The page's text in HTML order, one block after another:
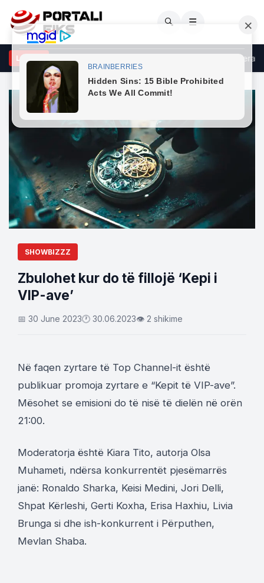
🔍 ☰
LAJME
super të nxehta po iu vjen fundi: Ja kur nis rënia e
SHOWBIZZZ
Zbulohet kur do të fillojë ‘Kepi i
VIP-ave’
📅 30 June 2023🕐 30.06.2023👁 2 shikime
Në faqen zyrtare të Top Channel-it është
publikuar promoja zyrtare e “Kepit të VIP-ave”.
Mësohet se emisioni do të nisë të dielën në orën
21:00.
Moderatorja është Kiara Tito, autorja Olsa
Muhameti, ndërsa konkurrentët pjesëmarrës
janë: Ronaldo Sharka, Keisi Medini, Jori Delli,
Shpat Kërleshi, Gerti Koxha, Erisa Haxhiu, Livia
Brunga si dhe ish-konkurrent i Përputhen,
Mevlan Shaba.